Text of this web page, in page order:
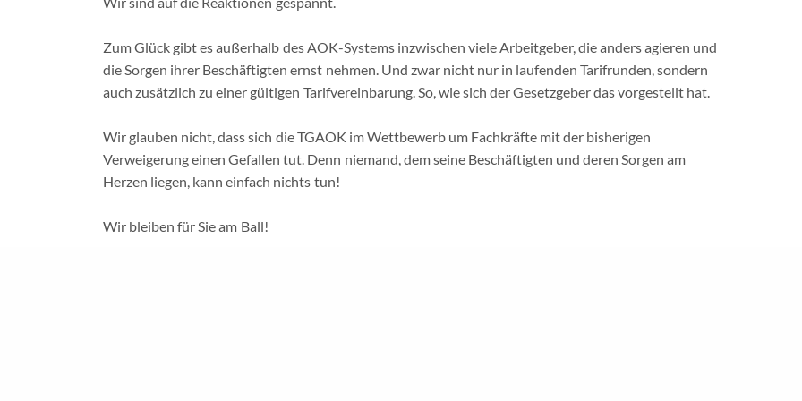
Zum Glück gibt es außerhalb des AOK-Systems inzwischen viele Arbeitgeber, die anders agieren und
die Sorgen ihrer Beschäftigten ernst nehmen. Und zwar nicht nur in laufenden Tarifrunden, sondern
auch zusätzlich zu einer gültigen Tarifvereinbarung. So, wie sich der Gesetzgeber das vorgestellt hat.
Wir glauben nicht, dass sich die TGAOK im Wettbewerb um Fachkräfte mit der bisherigen
Verweigerung einen Gefallen tut. Denn niemand, dem seine Beschäftigten und deren Sorgen am
Herzen liegen, kann einfach nichts tun!
Wir bleiben für Sie am Ball!
Wir|Leistungen|Mitglied werden|Meine GdS|Kontakt|Impressum
© Gewerkschaft der Sozialversicherung